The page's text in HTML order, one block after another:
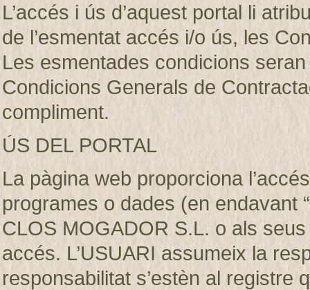
L’accés i ús d’aquest portal li
de l’esmentat accés i/o ús, les
Les esmentades condicions
Condicions Generals de
compliment.
ÚS DEL PORTAL
La pàgina web proporciona
programes o dades (en endavant
CLOS MOGADOR S.L. o als
accés. L’USUARI assumeix la
responsabilitat s’estèn al registre